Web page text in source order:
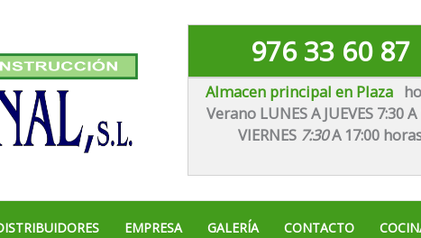
976 33 60 87
Almacen principal en Plaza
Verano LUNES A JUEVES 7:30 A
VIERNES 7:30A 17:00
EMPRESA GALERÍA CONTACTO